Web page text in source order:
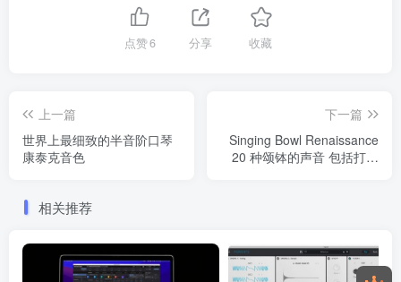
点赞6 分享 收藏
上一篇
世界上最细致的半音阶口琴
康泰克音色
下一篇
Singing Bowl Renaissance
20 种颂钵的声音 包括打击
相关推荐